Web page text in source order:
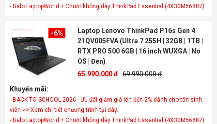
- Balo LaptopWorld + Chuột không dây ThinkPad Essential (4X30M56887)
-6%
Laptop Lenovo ThinkPad P16s Gen 4
21QV005FVA (Ultra 7 255H | 32GB | 1TB |
RTX PRO 500 6GB | 16 inch WUXGA | No
OS | Đen)
65.990.000 đ 69.990.000 ₫
Khuyến mãi:
- BACK TO SCHOOL 2026 - Ưu đãi giảm giá lên đến 2% dành cho tân sinh
viên >> Xem chi tiết chương trình tại đây.
- Balo LaptopWorld + Chuột không dây ThinkPad Essential (4X30M56887)